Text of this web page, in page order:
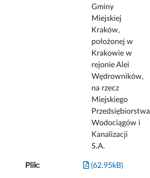
Gminy
Miejskiej
Kraków,
położonej w
Krakowie w
rejonie Alei
Wędrowników,
na rzecz
Miejskiego
Przedsiębiorstwa
Wodociągów i
Kanalizacji
S.A.
Plik: (62.95kB)